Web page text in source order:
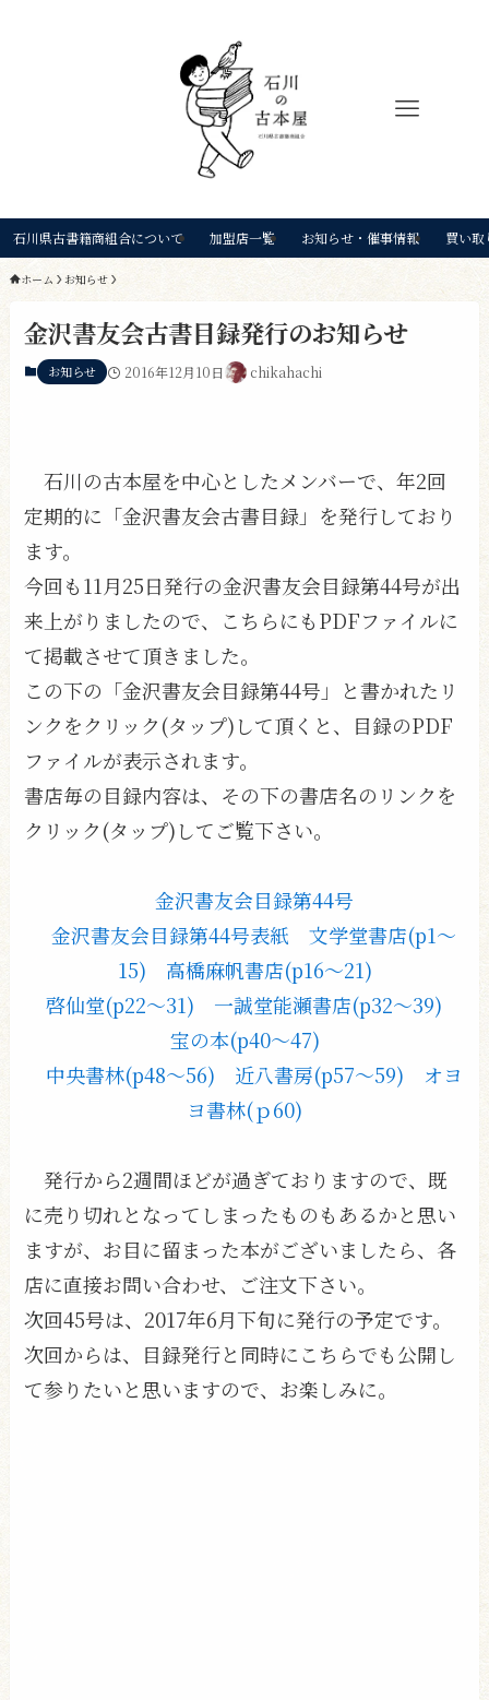
石川県古書籍商組合について 加盟店一覧 お知らせ・催事情報 買い取
ホーム お知らせ
金沢書友会古書目録発行のお知らせ
お知らせ 2016年12月10日 chikahachi
石川の古本屋を中心としたメンバーで、年2回
定期的に「金沢書友会古書目録」を発行しており
ます。
今回も11月25日発行の金沢書友会目録第44号が出
来上がりましたので、こちらにもPDFファイルに
て掲載させて頂きました。
この下の「金沢書友会目録第44号」と書かれたリ
ンクをクリック(タップ)して頂くと、目録のPDF
ファイルが表示されます。
書店毎の目録内容は、その下の書店名のリンクを
クリック(タップ)してご覧下さい。
金沢書友会目録第44号
金沢書友会目録第44号表紙
文学堂書店(p1〜
15)
高橋麻帆書店(p16〜21)
啓仙堂(p22〜31)
一誠堂能瀬書店(p32〜39)
宝の本(p40〜47)
中央書林(p48〜56)
近八書房(p57〜59)
オヨ
ヨ書林(ｐ60)
発行から2週間ほどが過ぎておりますので、既
に売り切れとなってしまったものもあるかと思い
ますが、お目に留まった本がございましたら、各
店に直接お問い合わせ、ご注文下さい。
次回45号は、2017年6月下旬に発行の予定です。
次回からは、目録発行と同時にこちらでも公開し
て参りたいと思いますので、お楽しみに。